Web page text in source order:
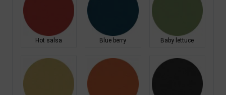
Hot salsa Blue berry Baby lettuce